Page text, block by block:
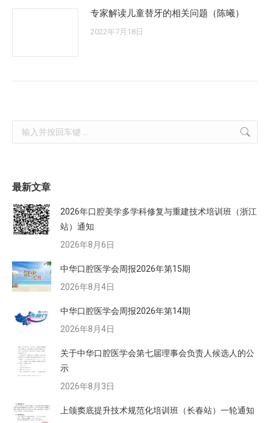
专家解读儿童替牙的相关问题（陈曦）
2022年7月18日
Search:
最新文章
2026年口腔美学多学科修复与重建技术培训班（浙江
站）通知
2026年8月6日
中华口腔医学会周报2026年第15期
2026年8月4日
中华口腔医学会周报2026年第14期
2026年8月4日
关于中华口腔医学会第七届理事会负责人候选人的公
示
2026年8月3日
上颌窦底提升技术规范化培训班（长春站）一轮通知